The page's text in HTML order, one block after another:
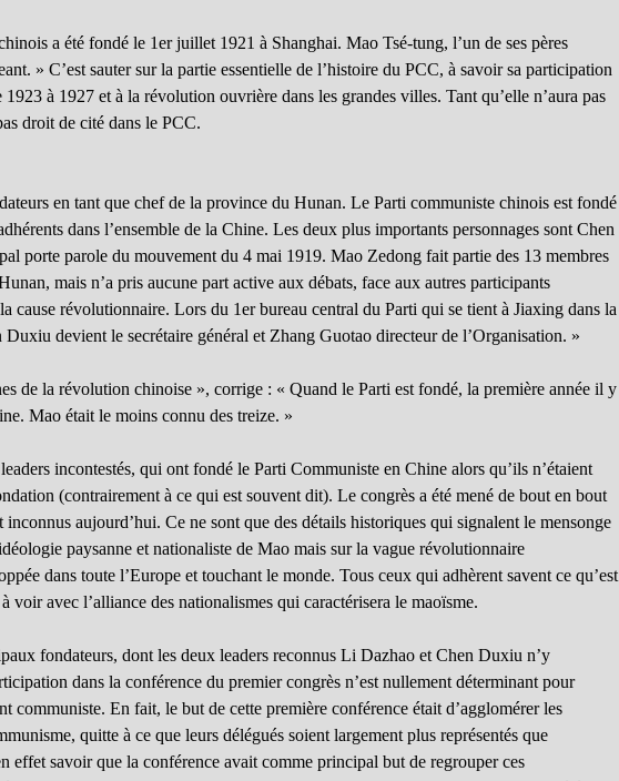
a été fondé le 1er juillet 1921 à Shanghai. Mao Tsé-tung, l’un de ses pères
» C’est sauter sur la partie essentielle de l’histoire du PCC, à savoir sa participation
à 1927 et à la révolution ouvrière dans les grandes villes. Tant qu’elle n’aura pas
droit de cité dans le PCC.
en tant que chef de la province du Hunan. Le Parti communiste chinois est fondé
dans l’ensemble de la Chine. Les deux plus importants personnages sont Chen
porte parole du mouvement du 4 mai 1919. Mao Zedong fait partie des 13 membres
mais n’a pris aucune part active aux débats, face aux autres participants
cause révolutionnaire. Lors du 1er bureau central du Parti qui se tient à Jiaxing dans la
devient le secrétaire général et Zhang Guotao directeur de l’Organisation. »
de la révolution chinoise », corrige : « Quand le Parti est fondé, la première année il y
Mao était le moins connu des treize. »
incontestés, qui ont fondé le Parti Communiste en Chine alors qu’ils n’étaient
(contrairement à ce qui est souvent dit). Le congrès a été mené de bout en bout
aujourd’hui. Ce ne sont que des détails historiques qui signalent le mensonge
paysanne et nationaliste de Mao mais sur la vague révolutionnaire
dans toute l’Europe et touchant le monde. Tous ceux qui adhèrent savent ce qu’est
voir avec l’alliance des nationalismes qui caractérisera le maoïsme.
fondateurs, dont les deux leaders reconnus Li Dazhao et Chen Duxiu n’y
dans la conférence du premier congrès n’est nullement déterminant pour
communiste. En fait, le but de cette première conférence était d’agglomérer les
quitte à ce que leurs délégués soient largement plus représentés que
effet savoir que la conférence avait comme principal but de regrouper ces